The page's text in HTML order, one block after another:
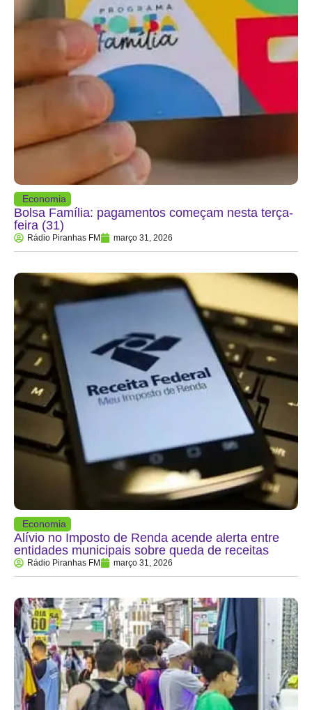
Economia
Bolsa Família: pagamentos começam nesta terça-
feira (31)
Rádio Piranhas FM março 31, 2026
Economia
Alívio no Imposto de Renda acende alerta entre
entidades municipais sobre queda de receitas
Rádio Piranhas FM março 31, 2026